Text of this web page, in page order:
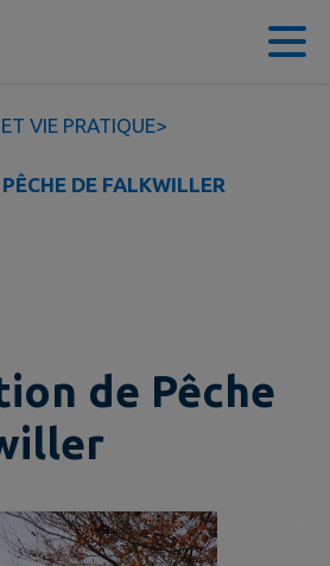
VIE PRATIQUE>
DE FALKWILLER
de Pêche